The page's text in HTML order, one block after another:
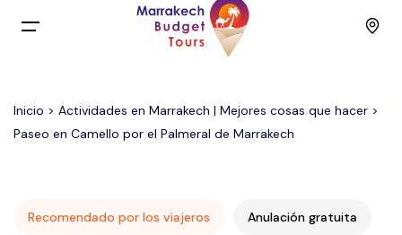
Inicio
Excursiones English
Inicio > Actividades en Marrakech | Mejores cosas que hacer >
Paseo en Camello por el Palmeral de Marrakech
Recomendado por los viajeros Anulación gratuita